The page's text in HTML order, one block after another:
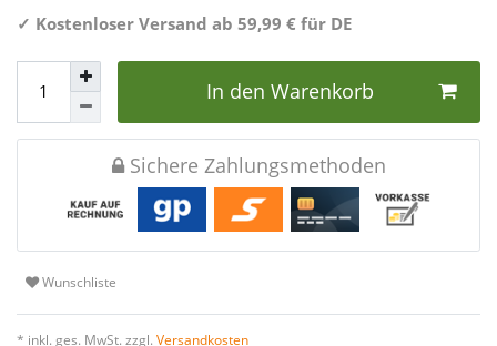
✓ Kostenloser Versand ab 59,99 € für DE
In den Warenkorb
Sichere Zahlungsmethoden
Wunschliste
* inkl. ges. MwSt. zzgl. Versandkosten